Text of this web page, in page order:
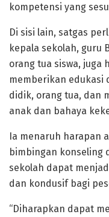
kompetensi yang
Di sisi lain, satgas
kepala sekolah, guru
orang tua siswa,
memberikan edukasi
didik, orang tua, dan
anak dan bahaya
Ia menaruh harapan
bimbingan konseling
sekolah dapat
dan kondusif bagi
“Diharapkan dapat